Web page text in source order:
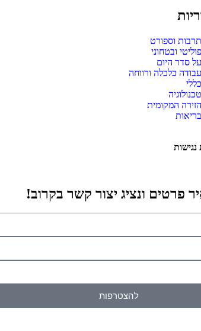
תרבות וספורט
פוליטי ובטחוני
על סדר היום
עבודה כלכלה ורווחה
כללי
טכנולוגיה
הזירה המקומית
בריאות
פרטים ונציג יצור קשר בקרוב!
להצטרפות